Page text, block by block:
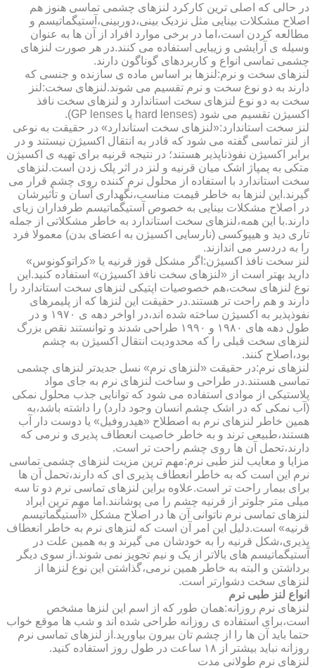
در حالی که اصلی ترین کارکرد لنزهای چشمی تماسی هنوز هم
اصلاح مشکلات بینایی مثل نزدیک بینی،دوربینی،آستیگماتیسم و
مطالعه کردن است،اما در برخی موارد افراد از آن ها به عنوان
وسیله ی آرایشی و زیبایی استفاده می کنند.در هر صورت لنزهای
چشمی تماسی انواع و کاربردهای گوناگون دارند.
لنزهای سخت و نرم:لنزها بر اساس ماده ی سازنده و جنسی که
دارند به دو نوع سخت و نرم تقسیم می شوند.لنزهای سخت:لنز
سخت به دو نوع لنزهای سخت استاندارد و لنزهای سخت نافذ
اکسیژن تقسیم می شود (hard lenses یا GP lenses).
لنز سخت استاندارد:«لنزهای سخت استاندارد» در حقیقت به نوعی
از لنز تماسی گفته می شود که قادر به انتقال اکسیژن نیستند و در
برابر اکسیژن نفوذناپذیر هستند؛ در نتیجه قرنیه برای تهیه ی اکسیژن
متکی به پمپاژ اشک میان قرنیه و لنز در اثر پلک زدن است.لنزهای
سخت استاندارد با استفاده از محلول نرم کننده روی چشم قرار می
گیرند.این لنزها به خاطر قیمت مناسب،نگهداری آسان و تأثیرشان
در اصلاح مشکلات بینایی به خصوص آستیگماتیسم طرفداران زیای
دارند.با این همه،لنزهای سخت استاندارد به خاطر مشکلاتی از جمله
تاری دید و هیپوکسی (نارسایی اکسیژن به اعضای بدن) معمولا فرد
را به دردسر می اندازند.
لنز سخت نافذ اکسیژن:اگر مشکل قوز قرنیه یا «کراتوکونوس»
دارید بهتر است از «لنزهای سخت نافذ اکسیژن» استفاده کنید.این
نوع لنزهای سخت،هم خصوصیات اپتیکی لنزهای سخت استاندارد را
دارند و هم راحت تر هستند.در حقیقت این لنزها که از پلیمرهای
نفوذپذیر به اکسیژن ساخته شده اند،در اواخر دهه ی ۱۹۷۰ و در
طول دهه های ۱۹۸۰ و ۱۹۹۰ طراحی شدند و توانستند نقص بزرگ
لنزهای سخت قبلی را که محدودیت انتقال اکسیژن به چشم
بود،اصلاح کنند.
لنزهای نرم:در حقیقت «لنزهای نرم» نسل جدیدتر لنزهای چشمی
تماسی هستند.در طراحی و ساخت لنزهای نرم به جای مواد
پلاستیکی از موادی استفاده می شود که توانایی جذب محلول نمکی
(آب نمکی که در اشک چشم انسان وجود دارد) را داشته باشد،به
همین خاطر لنزهای نرم به اصطلاح «هیدروفیل» یا دوست دار آب
هستند،طبیعی ترند و به خاطر خاصیت انعطاف پذیری و نرمی که
دارند،تحمل آن ها روی چشم راحت تر است.
مزایا و معایب لنز طبی نرم:مهم ترین مزیت لنزهای چشمی تماسی
نرم این است که به خاطر انعطاف پذیری ای که دارند،تحمل آن ها
برای بیمار راحت تر است.علاوه براین لنزهای تماسی نرم دو تا سه
میلی متر جلوتر از قرنیه چشم را می پوشانند.اما مهم ترین ایراد
لنزهای تماسی نرم ناتوانی آن ها در اصلاح مشکل «آستیگماتیسم
قرنیه» است.دلیل این امر آن است که لنزهای نرم به خاطر انعطاف
پذیری،شکل قرنیه را به خودشان می گیرند و به همین علت در
آستیگماتیسم های بالاتر از یک و نیم تجویز نمی شوند.از سوی دیگر
برداشتن و البته به خاطر همین نرمی،گذاشتن این نوع لنزها از
لنزهای سخت دشوارتر است.
انواع لنز طبی نرم
لنزهای نرم روزانه:همان طور که از اسم این لنزها مشخص
است،برای استفاده ی روزانه طراحی شده اند و شب ها موقع خواب
حتما باید آن ها را از چشم تان بیرون بیاورید.از لنزهای تماسی نرم
روزانه نباید بیشتر از ۱۸ ساعت در طول روز استفاده کنید.
لنزهای نرم طولانی مدت